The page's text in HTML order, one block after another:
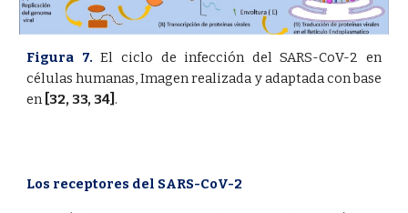
Figura 7. El ciclo de infección del SARS-CoV-2 en
células humanas, Imagen realizada y adaptada con base
en [32, 33, 34] .
Los receptores del SARS-CoV-2